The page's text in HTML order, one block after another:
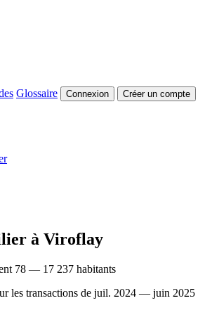
Glossaire Connexion Créer un compte
à Viroflay
78 — 17 237 habitants
les transactions de juil. 2024 — juin 2025